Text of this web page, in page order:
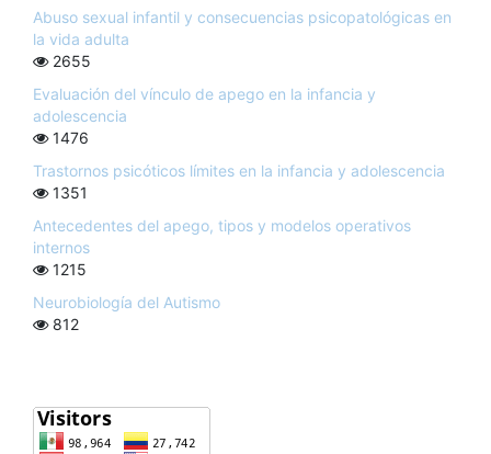
Abuso sexual infantil y consecuencias psicopatológicas en
la vida adulta
2655
Evaluación del vínculo de apego en la infancia y
adolescencia
1476
Trastornos psicóticos límites en la infancia y adolescencia
1351
Antecedentes del apego, tipos y modelos operativos
internos
1215
Neurobiología del Autismo
812